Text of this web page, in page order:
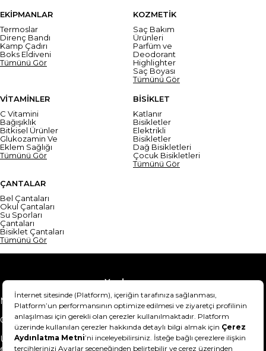
EKİPMANLAR
Termoslar
Direnç Bandı
Kamp Çadırı
Boks Eldiveni
Tümünü Gör
KOZMETİK
Saç Bakım
Ürünleri
Parfüm ve
Deodorant
Highlighter
Saç Boyası
Tümünü Gör
VİTAMİNLER
C Vitamini
Bağışıklık
Bitkisel Ürünler
Glukozamin Ve
Eklem Sağlığı
Tümünü Gör
BİSİKLET
Katlanır
Bisikletler
Elektrikli
Bisikletler
Dağ Bisikletleri
Çocuk Bisikletleri
Tümünü Gör
ÇANTALAR
Bel Çantaları
Okul Çantaları
Su Sporları
Çantaları
Bisiklet Çantaları
Tümünü Gör
Yardım
Mesafeli Satış Sözleşmesi
Teslimat Bilgisi
Gizlilik Sözleşmesi
Şartlar & Koşullar
Ürünümü nasıl iade
edebilirim?
Hakkımızda